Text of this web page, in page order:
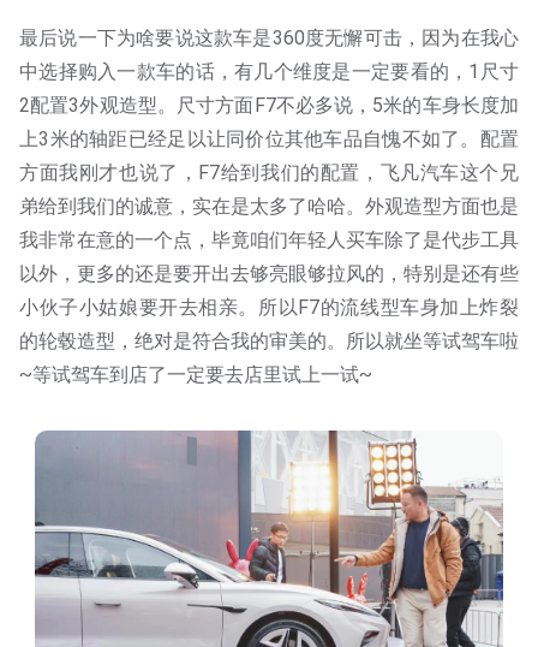
我非常在意的一个点，毕竟咱们年轻人买车除了是代步工具
以外，更多的还是要开出去够亮眼够拉风的，特别是还有些
小伙子小姑娘要开去相亲。所以F7的流线型车身加上炸裂
的轮毂造型，绝对是符合我的审美的。所以就坐等试驾车啦
~等试驾车到店了一定要去店里试上一试~